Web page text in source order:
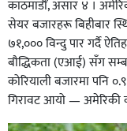
काठमाडाैं, असार ४ ।
सेयर बजारहरू बिहीबार
७१,००० विन्दु पार गर्दै
बौद्धिकता (एआई) सँग
कोरियाली बजारमा पनि
गिरावट आयो —